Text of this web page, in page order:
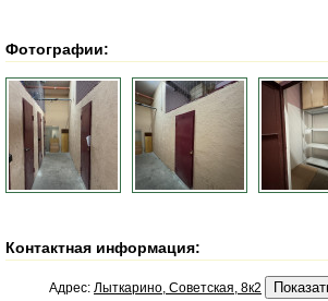
Фотографии:
Контактная информация:
Адрес: Лыткарино, Советская, 8к2